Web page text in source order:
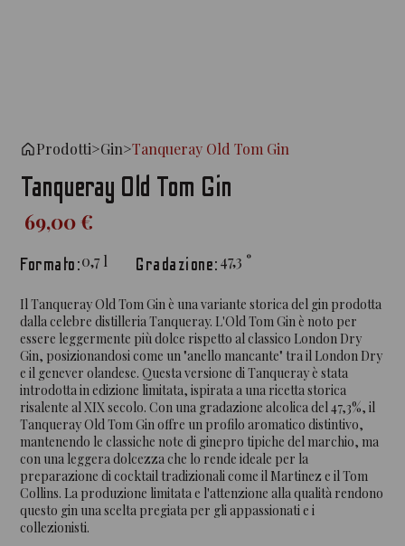
Prodotti>Gin>Tanqueray Old Tom Gin
Tanqueray Old Tom Gin
69,00 €
Formato:0,7 l Gradazione:47,3 °
Il Tanqueray Old Tom Gin è una variante storica del gin prodotta
dalla celebre distilleria Tanqueray. L'Old Tom Gin è noto per
essere leggermente più dolce rispetto al classico London Dry
Gin, posizionandosi come un "anello mancante" tra il London Dry
e il genever olandese. Questa versione di Tanqueray è stata
introdotta in edizione limitata, ispirata a una ricetta storica
risalente al XIX secolo. Con una gradazione alcolica del 47,3%, il
Tanqueray Old Tom Gin offre un profilo aromatico distintivo,
mantenendo le classiche note di ginepro tipiche del marchio, ma
con una leggera dolcezza che lo rende ideale per la
preparazione di cocktail tradizionali come il Martinez e il Tom
Collins. La produzione limitata e l'attenzione alla qualità rendono
questo gin una scelta pregiata per gli appassionati e i
collezionisti.​